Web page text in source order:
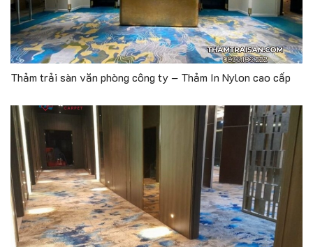
Thảm trải sàn văn phòng công ty – Thảm In Nylon cao cấp